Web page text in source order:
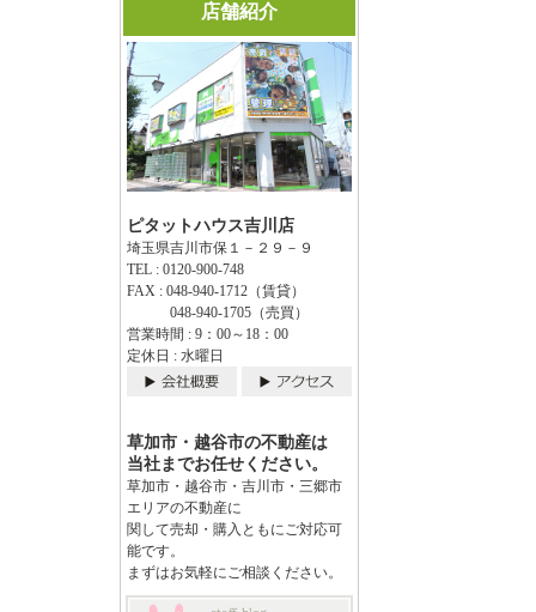
店舗紹介
ピタットハウス吉川店
埼玉県吉川市保１－２９－９
TEL : 0120-900-748
FAX : 048-940-1712（賃貸）
048-940-1705（売買）
営業時間 : 9：00～18：00
定休日 : 水曜日
草加市・越谷市の不動産は
当社までお任せください。
草加市・越谷市・吉川市・三郷市
エリアの不動産に
関して売却・購入ともにご対応可
能です。
まずはお気軽にご相談ください。